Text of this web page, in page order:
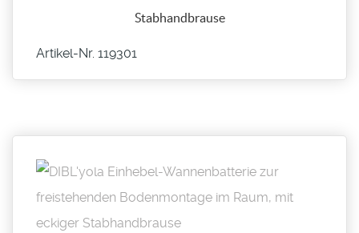
Stabhandbrause
Artikel-Nr. 119301